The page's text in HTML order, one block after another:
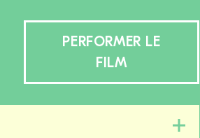
PERFORMER LE
FILM